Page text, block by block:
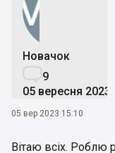
Новачок
9
05 вересня 2023
05 вер 2023 15:10
Вітаю всіх. Роблю